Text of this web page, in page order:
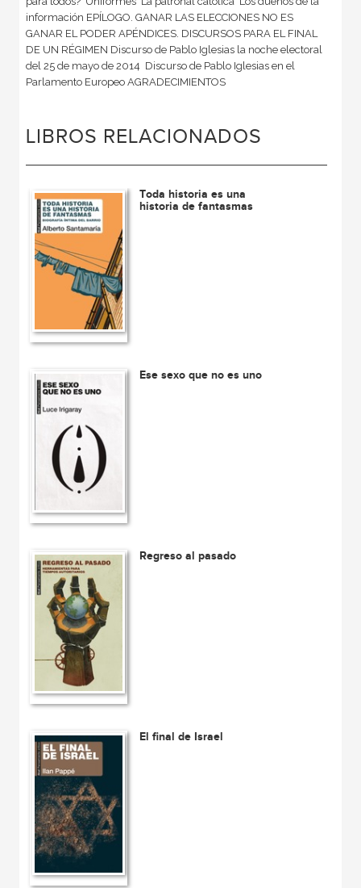
información EPÍLOGO. GANAR LAS ELECCIONES NO ES
GANAR EL PODER APÉNDICES. DISCURSOS PARA EL FINAL
DE UN RÉGIMEN Discurso de Pablo Iglesias la noche electoral
del 25 de mayo de 2014  Discurso de Pablo Iglesias en el
Parlamento Europeo AGRADECIMIENTOS
LIBROS RELACIONADOS
Toda historia es una
historia de fantasmas
Ese sexo que no es uno
Regreso al pasado
El final de Israel